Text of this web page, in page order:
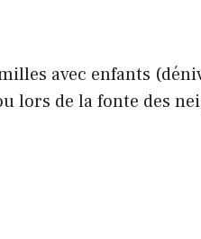
avec enfants
lors de la fonte des